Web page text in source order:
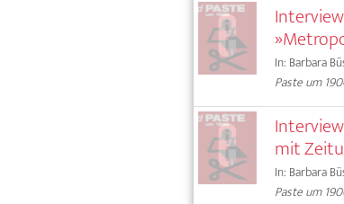
In: Barbara
Paste um
mit
In: Barbara
Paste um